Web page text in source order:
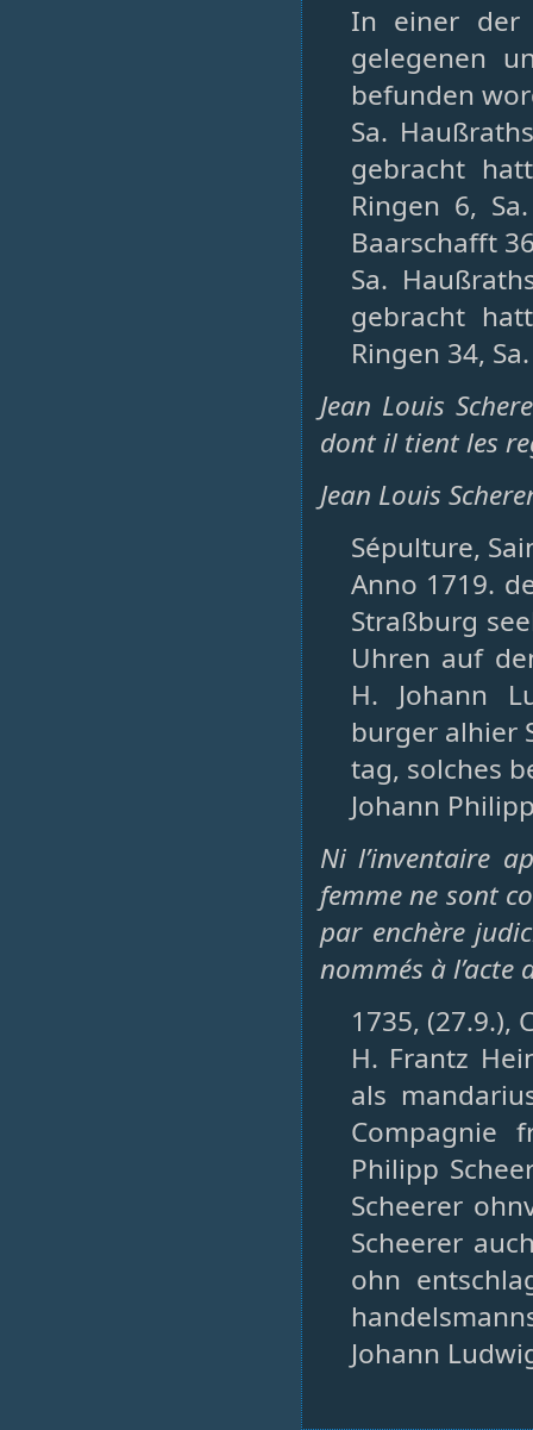
In einer der
gelegenen
befunden
Sa.
gebracht
Ringen 6,
Baarschafft
Sa.
gebracht
Ringen 34,
Jean Louis
dont il tient les
Jean Louis
Sépulture,
Anno 1719.
Straßburg
Uhren auf
H. Johann
burger alhier
tag, solches
Johann
Ni l’inventaire
femme ne sont
par enchère
nommés à l’acte
1735, (27.9.),
H. Frantz
als
Compagnie
Philipp
Scheerer
Scheerer
ohn
Johann